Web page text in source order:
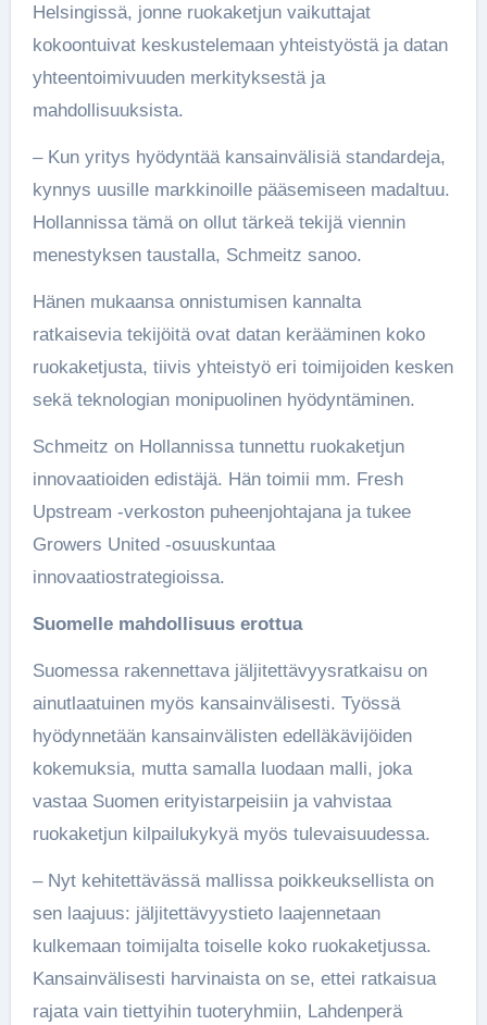
Helsingissä, jonne ruokaketjun vaikuttajat
kokoontuivat keskustelemaan yhteistyöstä ja datan
yhteentoimivuuden merkityksestä ja
mahdollisuuksista.
– Kun yritys hyödyntää kansainvälisiä standardeja,
kynnys uusille markkinoille pääsemiseen madaltuu.
Hollannissa tämä on ollut tärkeä tekijä viennin
menestyksen taustalla, Schmeitz sanoo.
Hänen mukaansa onnistumisen kannalta
ratkaisevia tekijöitä ovat datan kerääminen koko
ruokaketjusta, tiivis yhteistyö eri toimijoiden kesken
sekä teknologian monipuolinen hyödyntäminen.
Schmeitz on Hollannissa tunnettu ruokaketjun
innovaatioiden edistäjä. Hän toimii mm. Fresh
Upstream -verkoston puheenjohtajana ja tukee
Growers United -osuuskuntaa
innovaatiostrategioissa.
Suomelle mahdollisuus erottua
Suomessa rakennettava jäljitettävyysratkaisu on
ainutlaatuinen myös kansainvälisesti. Työssä
hyödynnetään kansainvälisten edelläkävijöiden
kokemuksia, mutta samalla luodaan malli, joka
vastaa Suomen erityistarpeisiin ja vahvistaa
ruokaketjun kilpailukykyä myös tulevaisuudessa.
– Nyt kehitettävässä mallissa poikkeuksellista on
sen laajuus: jäljitettävyystieto laajennetaan
kulkemaan toimijalta toiselle koko ruokaketjussa.
Kansainvälisesti harvinaista on se, ettei ratkaisua
rajata vain tiettyihin tuoteryhmiin, Lahdenperä